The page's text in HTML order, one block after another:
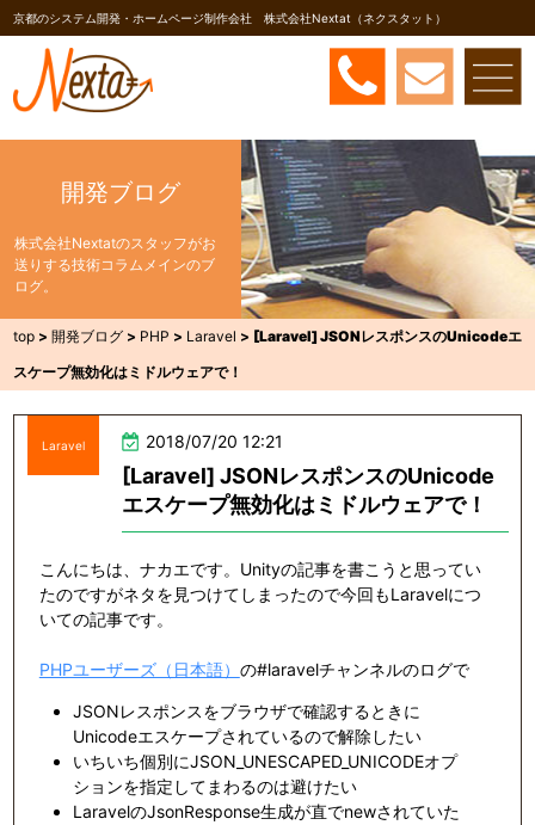
京都のシステム開発・ホームページ制作会社 株式会社Nextat（ネクスタット）
開発ブログ
株式会社Nextatのスタッフがお
送りする技術コラムメインのブ
ログ。
top >開発ブログ > PHP > Laravel > [Laravel] JSONレスポンスのUnicodeエ
スケープ無効化はミドルウェアで！
Laravel 2018/07/20 12:21
[Laravel] JSONレスポンスのUnicode
エスケープ無効化はミドルウェアで！
こんにちは、ナカエです。Unityの記事を書こうと思ってい
たのですがネタを見つけてしまったので今回もLaravelにつ
いての記事です。
PHPユーザーズ（日本語） の#laravelチャンネルのログで
JSONレスポンスをブラウザで確認するときに
Unicodeエスケープされているので解除したい
いちいち個別にJSON_UNESCAPED_UNICODEオプ
ションを指定してまわるのは避けたい
LaravelのJsonResponse生成が直でnewされていた